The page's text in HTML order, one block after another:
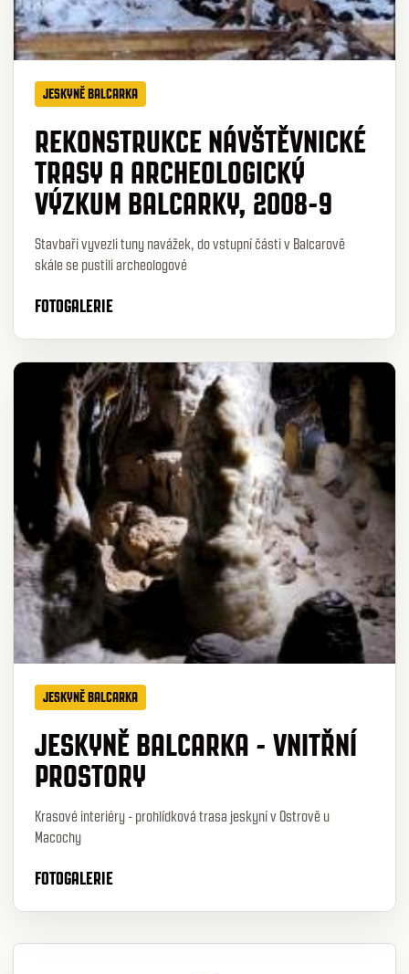
JESKYNĚ BALCARKA
REKONSTRUKCE NÁVŠTĚVNICKÉ
TRASY A ARCHEOLOGICKÝ
VÝZKUM BALCARKY, 2008-9
Stavbaři vyvezli tuny navážek, do vstupní části v Balcarově
skále se pustili archeologové
FOTOGALERIE
JESKYNĚ BALCARKA
JESKYNĚ BALCARKA - VNITŘNÍ
PROSTORY
Krasové interiéry - prohlídková trasa jeskyní v Ostrově u
Macochy
FOTOGALERIE